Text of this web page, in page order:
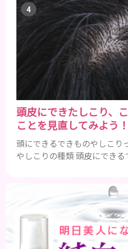
トレス ストレスを多く感じ
働きます。そのため、皮脂
きやすくなります。さらに
き届きません。ストレス解消
です。 アトピー性皮膚炎 頭
ー皮膚炎の可能...
頭皮にできたしこり、
ことを見直してみよう！
頭にできるできものやしこり
やしこりの種類 頭皮にでき
はどんな病気なのか、より
のやしこりがあるのかを解
存知の方もいらっしゃるかと
う、と読みます。これは表皮
す。表皮は0.2mmほ...